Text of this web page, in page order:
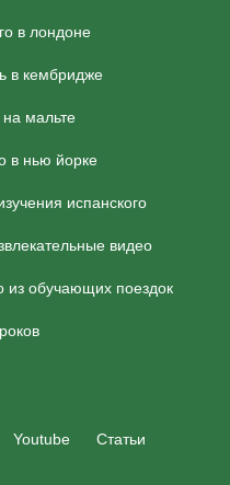
в лондоне
в кембридже
на мальте
в нью йорке
испанского
видео
из обучающих поездок
Youtube Статьи